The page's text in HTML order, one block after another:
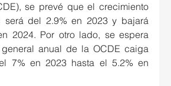
se prevé que el crecimiento
será del 2.9% en 2023 y bajará
2024. Por otro lado, se espera
anual de la OCDE caiga
7% en 2023 hasta el 5.2% en